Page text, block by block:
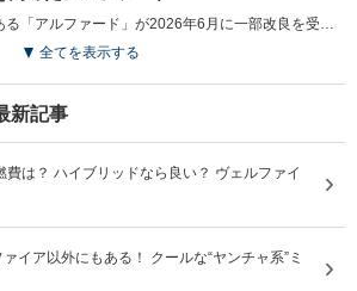
トヨタの高級ミニバンである「アルファード」が2026年6月に一部改良を受けた。ZグレードにはPHEVが追加され、外部給電機能を備えた充電インレットや上質な内装装備を採用し、電動化と快適性を強化した。また、HEVには装備を充実させたGグレードを新設定し、運転支援や快適装備を拡充。さらに新色の設定や内装加飾の統一、周波数感応型ショックアブソーバーの全車標準化により、質感と乗り心地の向上が図られている。（2026.6）
全てを表示する
新記事
費は？ ハイブリッドなら良い？ ヴェルファイ
イア以外にもある！ クールな“ヤンチャ系”ミ